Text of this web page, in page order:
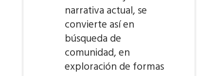
narrativa actual, se
convierte así en
búsqueda de
comunidad, en
exploración de formas